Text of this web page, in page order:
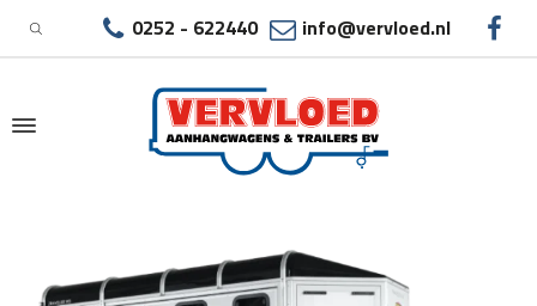
0252 - 622440 info@vervloed.nl